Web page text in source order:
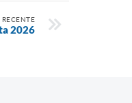
2026